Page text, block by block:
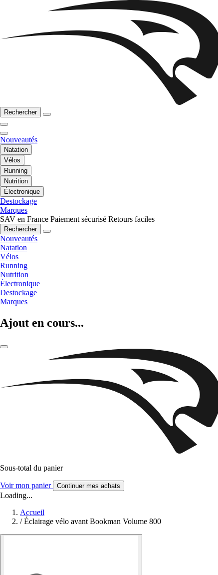
Rechercher
Nouveautés
Natation
Vélos
Running
Nutrition
Électronique
Destockage
Marques
SAV en France Paiement sécurisé Retours faciles
Rechercher
Nouveautés
Natation
Vélos
Running
Nutrition
Électronique
Destockage
Marques
Ajout en cours...
Sous-total du panier
Voir mon panier Continuer mes achats
Loading...
Accueil
/ Éclairage vélo avant Bookman Volume 800